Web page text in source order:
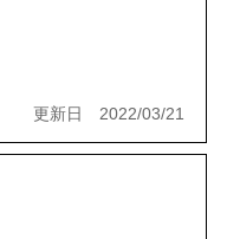
更新日 2022/03/21